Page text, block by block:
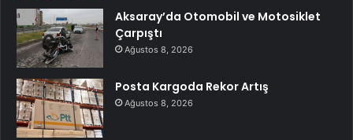
Aksaray’da Otomobil ve Motosiklet
Çarpıştı
Ağustos 8, 2026
Posta Kargoda Rekor Artış
Ağustos 8, 2026